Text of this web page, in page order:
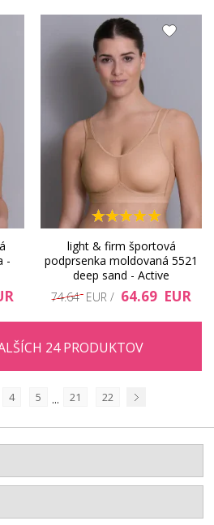
-
light & firm športová
podprsenka moldovaná 5521
deep sand - Active
74.64 EUR / 64.69 EUR
24 PRODUKTOV
4 5 ... 21
22